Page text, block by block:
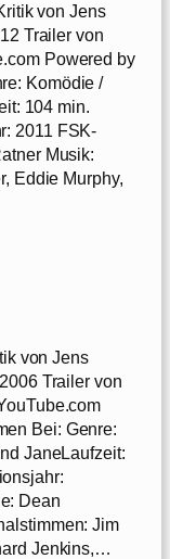
von Jens
Trailer von
Powered by
Komödie /
104 min.
2011 FSK-
Musik:
Eddie Murphy,
von Jens
Trailer von
Bei: Genre:
JaneLaufzeit:
Dean
Jim
Jenkins,…